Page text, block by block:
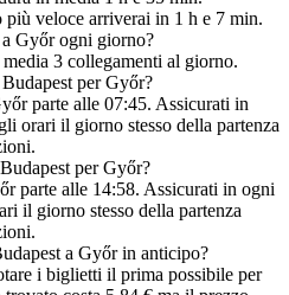
veloce arriverai in 1 h e 7 min.
Győr ogni giorno?
3 collegamenti al giorno.
per Győr?
parte alle 07:45. Assicurati in
orari il giorno stesso della partenza
per Győr?
parte alle 14:58. Assicurati in ogni
il giorno stesso della partenza
a Győr in anticipo?
i biglietti il prima possibile per